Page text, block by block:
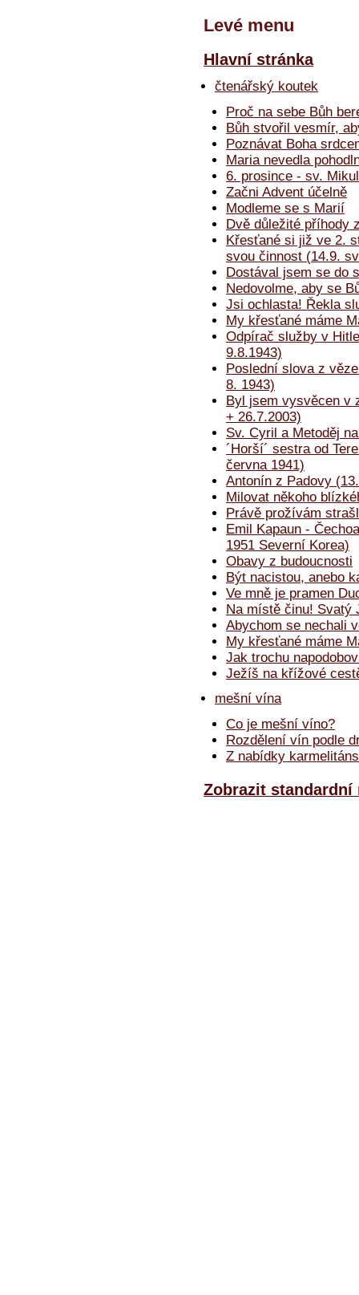
Levé menu
Hlavní stránka
čtenářský koutek
Proč na sebe Bůh
Bůh stvořil vesmír,
Poznávat Boha
Maria nevedla
6. prosince - sv.
Začni Advent účelně
Modleme se s Marií
Dvě důležité příhody
Křesťané si již ve 2.
svou činnost (14.9.
Dostával jsem se do
Nedovolme, aby se
Jsi ochlasta! Řekla
My křesťané máme
Odpírač služby v
9.8.1943)
Poslední slova z
8. 1943)
Byl jsem vysvěcen v
+ 26.7.2003)
Sv. Cyril a Metoděj
´Horší´ sestra od
června 1941)
Antonín z Padovy
Milovat někoho
Právě prožívám
Emil Kapaun -
1951 Severní Korea)
Obavy z budoucnosti
Být nacistou, anebo
Ve mně je pramen
Na místě činu! Svatý
Abychom se nechali
My křesťané máme
Jak trochu
Ježíš na křížové
mešní vína
Co je mešní víno?
Rozdělení vín podle
Z nabídky
Zobrazit standardní